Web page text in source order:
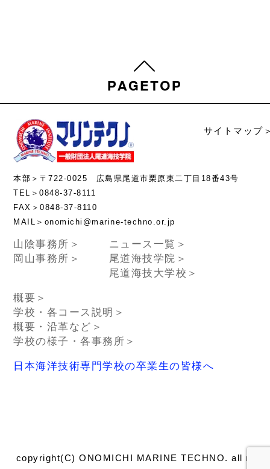
サイトマップ
本部＞〒722-0025 広島県尾道市栗原東二丁目18番43号
TEL＞0848-37-8111
FAX＞0848-37-8110
MAIL＞onomichi@marine-techno.or.jp
山陰事務所＞
岡山事務所＞
ニュース一覧＞
尾道海技学院＞
尾道海技大学校＞
概要＞
学校・各コース説明＞
概要・沿革など＞
学校の様子・各事務所＞
日本海洋技術専門学校の卒業生の皆様へ
copyright(C) ONOMICHI MARINE TECHNO. all